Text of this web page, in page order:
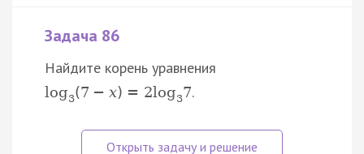
Задача 86
Найдите корень уравнения
log3(7 − x) = 2log37.